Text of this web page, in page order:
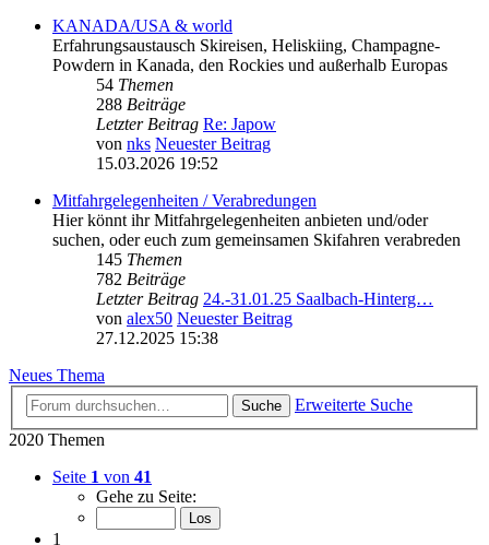
KANADA/USA & world
Erfahrungsaustausch Skireisen, Heliskiing, Champagne-
Powdern in Kanada, den Rockies und außerhalb Europas
54 Themen
288 Beiträge
Letzter Beitrag Re: Japow
von nks Neuester Beitrag
15.03.2026 19:52
Mitfahrgelegenheiten / Verabredungen
Hier könnt ihr Mitfahrgelegenheiten anbieten und/oder
suchen, oder euch zum gemeinsamen Skifahren verabreden
145 Themen
782 Beiträge
Letzter Beitrag 24.-31.01.25 Saalbach-Hinterg…
von alex50 Neuester Beitrag
27.12.2025 15:38
Neues Thema
Suche
Erweiterte Suche
2020 Themen
Seite 1 von 41
Gehe zu Seite:
1